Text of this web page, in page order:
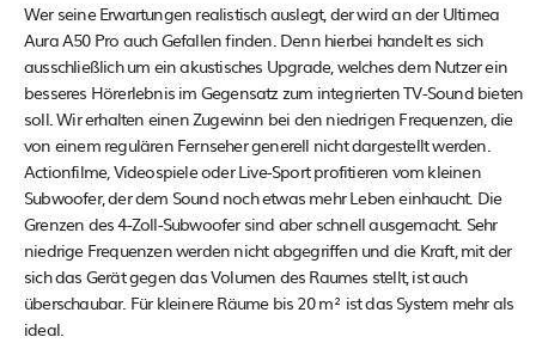
Wer seine Erwartungen realistisch auslegt, der wird an der Ultimea
Aura A50 Pro auch Gefallen finden. Denn hierbei handelt es sich
ausschließlich um ein akustisches Upgrade, welches dem Nutzer ein
besseres Hörerlebnis im Gegensatz zum integrierten TV-Sound bieten
soll. Wir erhalten einen Zugewinn bei den niedrigen Frequenzen, die
von einem regulären Fernseher generell nicht dargestellt werden.
Actionfilme, Videospiele oder Live-Sport profitieren vom kleinen
Subwoofer, der dem Sound noch etwas mehr Leben einhaucht. Die
Grenzen des 4-Zoll-Subwoofer sind aber schnell ausgemacht. Sehr
niedrige Frequenzen werden nicht abgegriffen und die Kraft, mit der
sich das Gerät gegen das Volumen des Raumes stellt, ist auch
überschaubar. Für kleinere Räume bis 20 m² ist das System mehr als
ideal.